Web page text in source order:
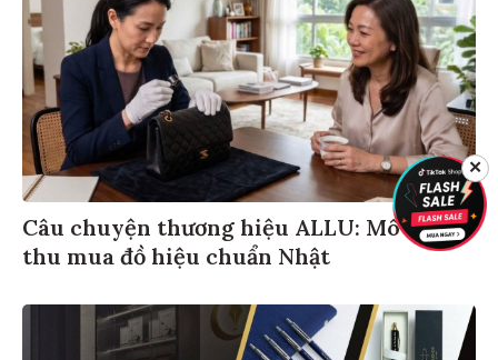
Câu chuyện thương hiệu ALLU: Mô hình
thu mua đồ hiệu chuẩn Nhật
✕